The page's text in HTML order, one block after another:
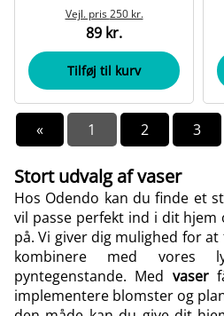
Vejl. pris250 kr.
89 kr.
Tilføj til kurv
« 1 2 3
Stort udvalg af vaser
Hos Odendo kan du finde et
vil passe perfekt ind i dit
på. Vi giver dig mulighed for at
kombinere med
vores
pyntegenstande. Med vaser
implementere blomster og